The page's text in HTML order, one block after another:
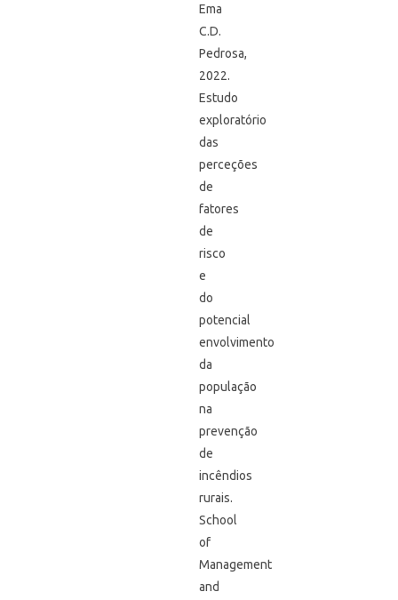
Ema
C.D.
Pedrosa,
2022.
Estudo
exploratório
das
perceções
de
fatores
de
risco
e
do
potencial
envolvimento
da
população
na
prevenção
de
incêndios
rurais.
School
of
Management
and